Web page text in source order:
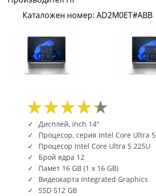
14inch
WUXGA
16GB
512GB
(EU)
AD2M0ET#ABB
|
Fly.bg
Каталожен номер: AD2M0ET#ABB
Дисплей, inch 14"
Процесор, серия Intel Core Ultra 5
Процесор Intel Core Ultra 5 225U
Брой ядра 12
Памет 16 GB (1 x 16 GB)
Видеокарта Integrated Graphics
SSD 512 GB